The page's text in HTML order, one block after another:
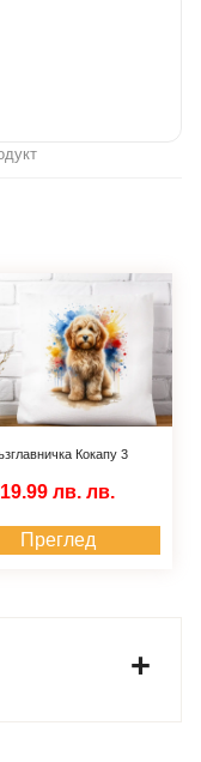
Кокапу 3
19.99 лв. лв.
Преглед